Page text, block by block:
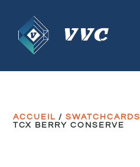
ACCUEIL /SWATCHCARDS
TCX BERRY CONSERVE